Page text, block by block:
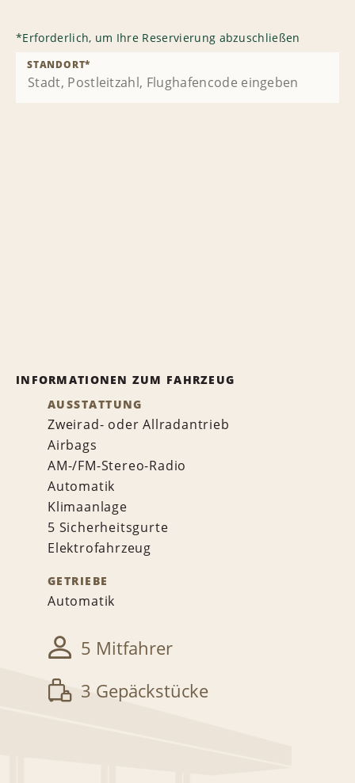
*Erforderlich, um Ihre Reservierung abzuschließen
STANDORT*
INFORMATIONEN ZUM FAHRZEUG
AUSSTATTUNG
Zweirad- oder Allradantrieb
Airbags
AM-/FM-Stereo-Radio
Automatik
Klimaanlage
5 Sicherheitsgurte
Elektrofahrzeug
GETRIEBE
Automatik
5 Mitfahrer
3 Gepäckstücke